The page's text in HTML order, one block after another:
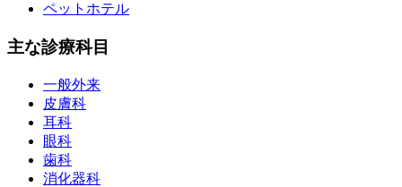
ペットホテル
主な診療科目
一般外来
皮膚科
耳科
眼科
歯科
消化器科